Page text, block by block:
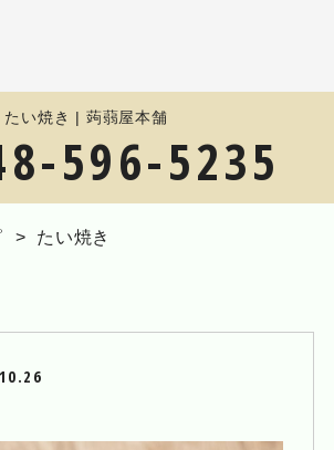
たい焼き | 蒟蒻屋本舗
596-5235
たい焼き